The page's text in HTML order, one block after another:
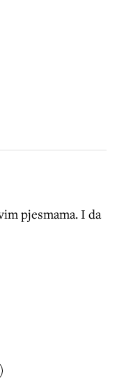
pjesmama. I da